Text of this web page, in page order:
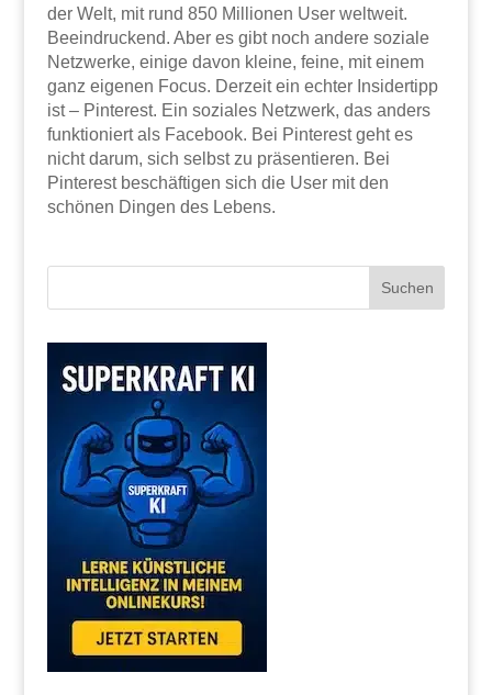
der Welt, mit rund 850 Millionen User weltweit.
Beeindruckend. Aber es gibt noch andere soziale
Netzwerke, einige davon kleine, feine, mit einem
ganz eigenen Focus. Derzeit ein echter Insidertipp
ist – Pinterest. Ein soziales Netzwerk, das anders
funktioniert als Facebook. Bei Pinterest geht es
nicht darum, sich selbst zu präsentieren. Bei
Pinterest beschäftigen sich die User mit den
schönen Dingen des Lebens.